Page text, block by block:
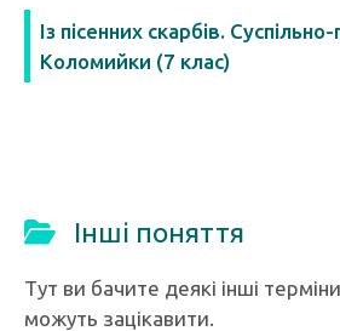
Із пісенних скарбів. Суспільно-
Коломийки (7 клас)
Інші поняття
Тут ви бачите деякі інші
можуть зацікавити.